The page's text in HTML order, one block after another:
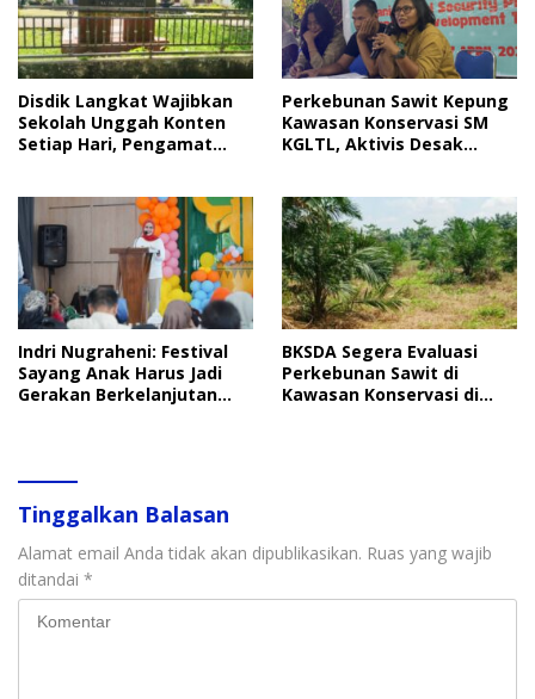
Disdik Langkat Wajibkan
Sekolah Unggah Konten
Setiap Hari, Pengamat
Perkebunan Sawit Kepung
Kawasan Konservasi SM
KGLTL, Aktivis Desak
Indri Nugraheni: Festival
Sayang Anak Harus Jadi
Gerakan Berkelanjutan
BKSDA Segera Evaluasi
Perkebunan Sawit di
Kawasan Konservasi di
Tinggalkan Balasan
Alamat email Anda tidak akan dipublikasikan. Ruas yang wajib
ditandai *